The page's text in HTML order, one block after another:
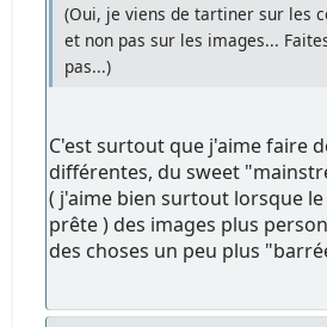
(Oui, je viens de tartiner sur les
et non pas sur les images...
pas...)
C'est surtout que j'aime faire
différentes, du sweet
( j'aime bien surtout lorsque
prête ) des images plus
des choses un peu plus